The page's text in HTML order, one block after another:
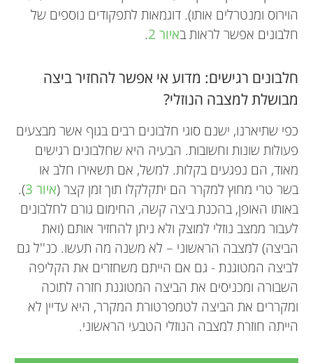
בהנחייתו של פרופסור אברהם הרשקו. המחקר
כיצד התא מסלק רק את החלבונים שיש להרסם
בנקודת זמן מסוימת, למשל חלבונים שניזוקו. מחקר זה
זיכה כעבור שנים את פרופסור צ'חנובר, עם פרופסור
הרשקו מהטכניון ופרופסור אירווין רוז מהמכון לחקר
הסרטן בפילדלפיה שבארצות הברית, בפרס נובל
לכימיה . בשנה זו נבחר פרופסור צ'חנובר גם לכהן
כחבר באקדמיה הלאומית הישראלית למדעים בתחום
של ביוכימיה. במרוצת השנים שקדמו לזכייה בפרס
הנובל, זכה פרופסור צ'חנובר בפרסים חשובים נוספים
ובהם: פרס אלברט לסקר למחקר רפואי בסיסי , פרס
מיכאל לנדאו למדעי החיים , פרס א.מ.ת ופרס ישראל
בביולוגיה . פרופסור צ'חנובר הוא חבר באקדמיות
מדעיות רבות ובהן האקדמיה הלאומית הישראלית
למדעים, והאקדמיות הלאומיות האמריקאיות למדעים
האוניברסיטה בירושלים. אנחנו לומדים בכיתת
ביולוגיה-אתגר, משמע בחרנו ללמוד ביולוגיה באופן
מעמיק ורחב. השנה אנחנו לומדים על התא, מרכיביו
והתהליכים המתרחשים בו.
הוירוס ומנטרלים אותו). דוגמאות לתפקודים נוספים של
חלבונים אפשר לראות באיור 2 .
חלבונים רגישים: מדוע אי אפשר להחזיר ביצה
מבושלת למצבה הנוזלי?
כפי שתיארנו, ישנם סוגי חלבונים רבים בגוף אשר מבצעים
פעולות שונות וחשובות. הבעיה היא שחלבונים רגישים
מאוד, הם נפגעים בקלות. למשל, אם תשאירו חלב או
בשר טרי מחוץ למקרר הם יתקלקלו תוך זמן קצר (איור 3 ).
באותו האופן, בהכנת ביצה קשה, החימום גורם לחלבונים
לעבור ממצב נוזלי למוצק ולא ניתן להחזיר אותם (ואת
הביצה) למצבה הראשוני – לא משנה מה תעשו. כנ''ל גם
לביצה המטוגנת - גם אם הייתם משחזרים את הקליפה
השבורה ומכניסים את הביצה המטוגנת חזרה לתוכה
ומקררים את הביצה לטמפרטורת המקרר, היא עדיין לא
הייתה חוזרת למצבה הנוזלי הטבעי הראשוני.